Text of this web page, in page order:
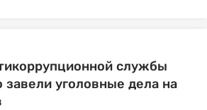
службы
завели уголовные дела на